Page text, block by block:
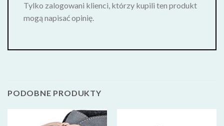
Tylko zalogowani klienci, którzy kupili ten produkt
mogą napisać opinię.
PODOBNE PRODUKTY